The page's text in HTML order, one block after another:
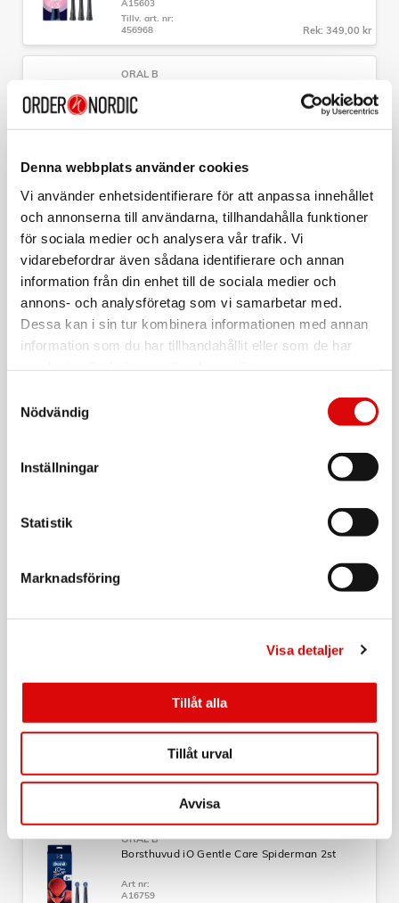
Denna webbplats använder cookies
Vi använder enhetsidentifierare för att anpassa innehållet
och annonserna till användarna, tillhandahålla funktioner
för sociala medier och analysera vår trafik. Vi
vidarebefordrar även sådana identifierare och annan
information från din enhet till de sociala medier och
annons- och analysföretag som vi samarbetar med.
Dessa kan i sin tur kombinera informationen med annan
information som du har tillhandahållit eller som de har
Nödvändig
Inställningar
Statistik
Marknadsföring
Visa detaljer
Tillåt alla
Tillåt urval
Avvisa
A15603
Tillv. art. nr:
456968
Rek: 349,00 kr
ORAL B
A15735
ORAL B
Borsthuvud iO Gentle Care White 3st
Art nr:
A15600
373739
Rek: 349,00 kr
ORAL B
Borsthuvud iO Gentle Care 4st
Art nr:
Rek: 399,00 kr
Rek: 229,00 kr
Borsthuvud iO Gentle Care White 6st
Tillv. art. nr:
ORAL B
Borsthuvud iO Gentle Care Spiderman 2st
Art nr:
A16759